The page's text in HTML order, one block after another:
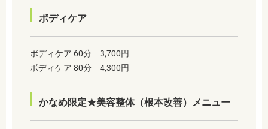
ボディケア
ボディケア 60分 3,700円
ボディケア 80分 4,300円
かなめ限定★美容整体（根本改善）メニュー